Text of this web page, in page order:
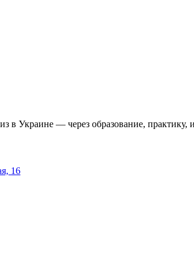
в Украине — через образование, практику,
16